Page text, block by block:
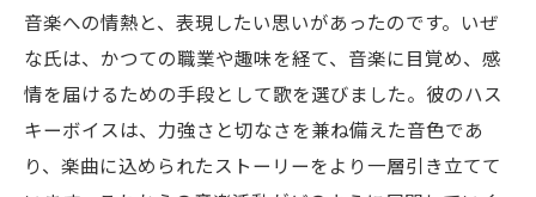
音楽への情熱と、表現したい思いがあったのです。いぜ
な氏は、かつての職業や趣味を経て、音楽に目覚め、感
情を届けるための手段として歌を選びました。彼のハス
キーボイスは、力強さと切なさを兼ね備えた音色であ
り、楽曲に込められたストーリーをより一層引き立てて